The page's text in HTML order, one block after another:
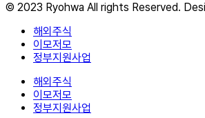
© 2023 Ryohwa All rights Reserved.
해외주식
이모저모
정부지원사업
해외주식
이모저모
정부지원사업